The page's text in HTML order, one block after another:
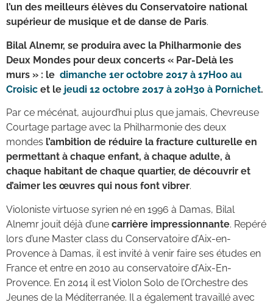
l’un des meilleurs élèves du Conservatoire national
supérieur de musique et de danse de Paris.
Bilal Alnemr, se produira avec la Philharmonie des
Deux Mondes pour deux concerts « Par-Delà les
murs » : le dimanche 1er octobre 2017 à 17H00 au
Croisic et le jeudi 12 octobre 2017 à 20H30 à Pornichet.
Par ce mécénat, aujourd’hui plus que jamais, Chevreuse
Courtage partage avec la Philharmonie des deux
mondes l’ambition de réduire la fracture culturelle en
permettant à chaque enfant, à chaque adulte, à
chaque habitant de chaque quartier, de découvrir et
d’aimer les œuvres qui nous font vibrer.
Violoniste virtuose syrien né en 1996 à Damas, Bilal
Alnemr jouit déjà d’une carrière impressionnante. Repéré
lors d’une Master class du Conservatoire d’Aix-en-
Provence à Damas, il est invité à venir faire ses études en
France et entre en 2010 au conservatoire d’Aix-En-
Provence. En 2014 il est Violon Solo de l’Orchestre des
Jeunes de la Méditerranée. Il a également travaillé avec